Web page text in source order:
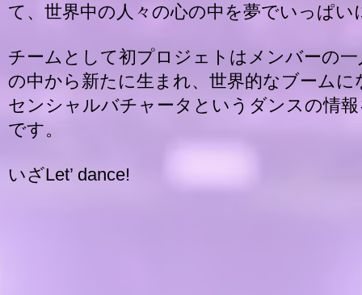
て、世界中の人々の心の中を夢でいっぱ
チームとして初プロジェトはメンバーの
の中から新たに生まれ、世界的なブーム
センシャルバチャータというダンスの情
です。
いざLet’ dance!